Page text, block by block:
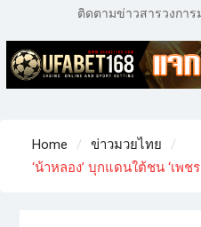
ติดตามข่าวสารวงการ
Home
ข่าวมวยไทย
‘น้าหลอง’ บุกแดนใต้ชน ‘เพช